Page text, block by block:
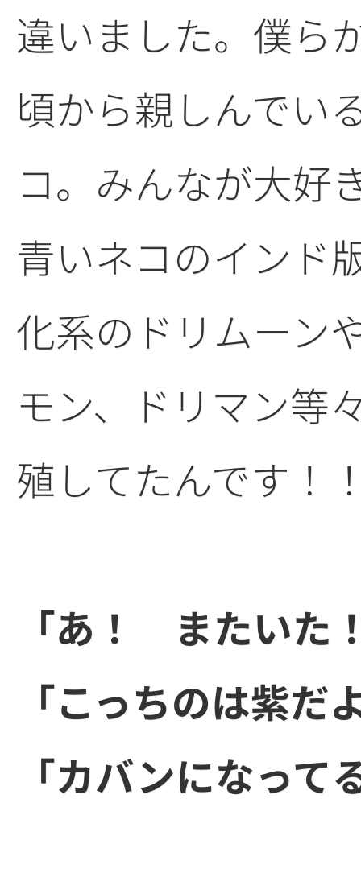
違いました。僕ら
頃から親しんでい
コ。みんなが大好
青いネコのインド
化系のドリムーン
モン、ドリマン等
殖してたんです！
「あ！ またいた
「こっちのは紫だ
「カバンになって